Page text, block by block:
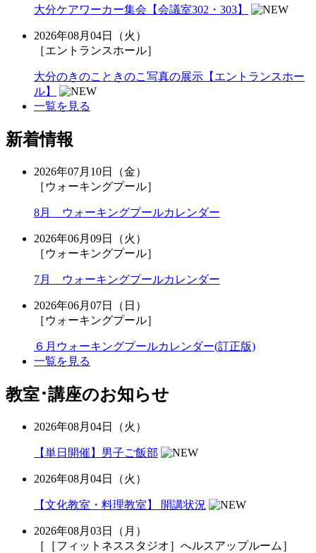
大分ケアワーカー集会【会議室302・303】
2026年08月04日（火）
［エントランスホール］
大分のきのこときのこ写真の展示【エントランスホー
ル】
一覧を見る
新着情報
2026年07月10日（金）
［ウォーキングプール］
8月 ウォーキングプールカレンダー
2026年06月09日（火）
［ウォーキングプール］
7月 ウォーキングプールカレンダー
2026年06月07日（日）
［ウォーキングプール］
６月ウォーキングプールカレンダー(訂正版)
一覧を見る
教室･講座のお知らせ
2026年08月04日（火）
【単日開催】男子ご飯部
2026年08月04日（火）
【文化教室・料理教室】 開講状況
2026年08月03日（月）
［［フィットネススタジオ］へルスアップルーム］